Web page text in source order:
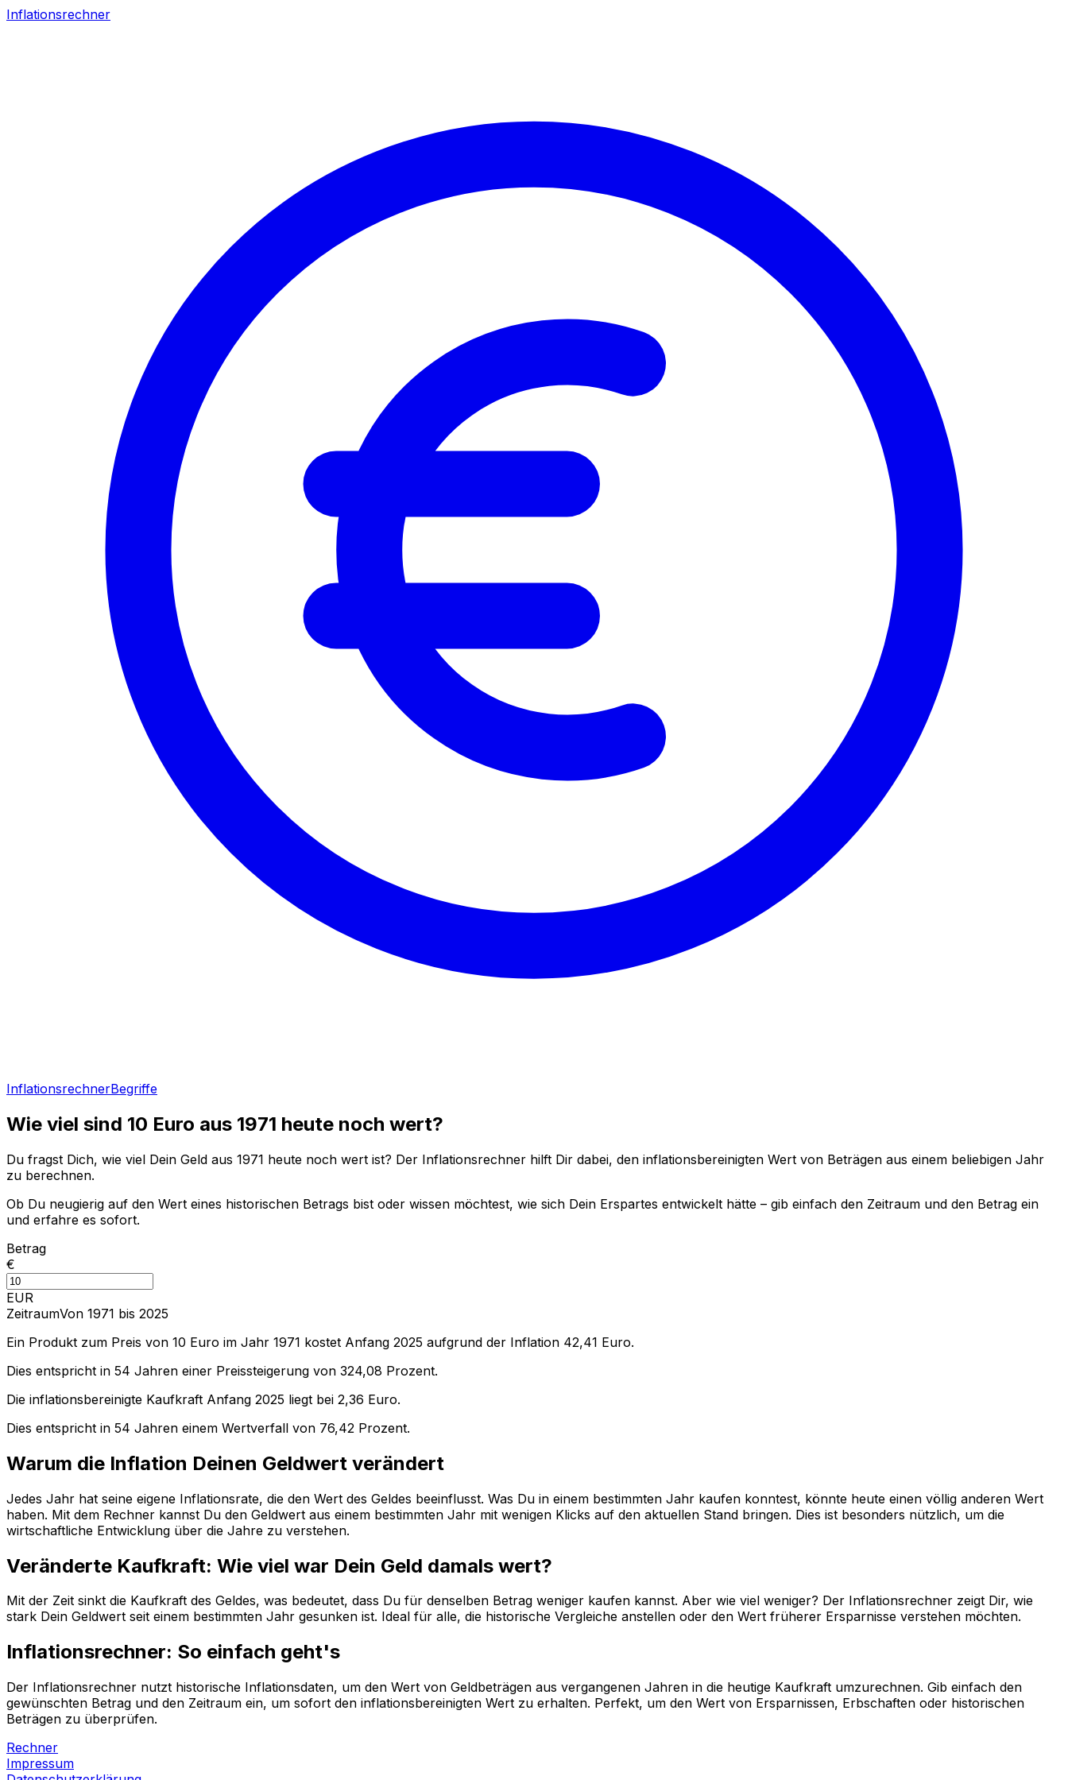
Inflationsrechner
InflationsrechnerBegriffe
Wie viel sind 10 Euro aus 1971 heute noch wert?
Du fragst Dich, wie viel Dein Geld aus 1971 heute noch wert ist? Der Inflationsrechner hilft Dir dabei, den inflationsbereinigten Wert von Beträgen aus einem beliebigen Jahr
zu berechnen.
Ob Du neugierig auf den Wert eines historischen Betrags bist oder wissen möchtest, wie sich Dein Erspartes entwickelt hätte – gib einfach den Zeitraum und den Betrag ein
und erfahre es sofort.
Betrag
€
EUR
ZeitraumVon 1971 bis 2025
Ein Produkt zum Preis von 10 Euro im Jahr 1971 kostet Anfang 2025 aufgrund der Inflation 42,41 Euro.
Dies entspricht in 54 Jahren einer Preissteigerung von 324,08 Prozent.
Die inflationsbereinigte Kaufkraft Anfang 2025 liegt bei 2,36 Euro.
Dies entspricht in 54 Jahren einem Wertverfall von 76,42 Prozent.
Warum die Inflation Deinen Geldwert verändert
Jedes Jahr hat seine eigene Inflationsrate, die den Wert des Geldes beeinflusst. Was Du in einem bestimmten Jahr kaufen konntest, könnte heute einen völlig anderen Wert
haben. Mit dem Rechner kannst Du den Geldwert aus einem bestimmten Jahr mit wenigen Klicks auf den aktuellen Stand bringen. Dies ist besonders nützlich, um die
wirtschaftliche Entwicklung über die Jahre zu verstehen.
Veränderte Kaufkraft: Wie viel war Dein Geld damals wert?
Mit der Zeit sinkt die Kaufkraft des Geldes, was bedeutet, dass Du für denselben Betrag weniger kaufen kannst. Aber wie viel weniger? Der Inflationsrechner zeigt Dir, wie
stark Dein Geldwert seit einem bestimmten Jahr gesunken ist. Ideal für alle, die historische Vergleiche anstellen oder den Wert früherer Ersparnisse verstehen möchten.
Inflationsrechner: So einfach geht's
Der Inflationsrechner nutzt historische Inflationsdaten, um den Wert von Geldbeträgen aus vergangenen Jahren in die heutige Kaufkraft umzurechnen. Gib einfach den
gewünschten Betrag und den Zeitraum ein, um sofort den inflationsbereinigten Wert zu erhalten. Perfekt, um den Wert von Ersparnissen, Erbschaften oder historischen
Beträgen zu überprüfen.
Rechner
Impressum